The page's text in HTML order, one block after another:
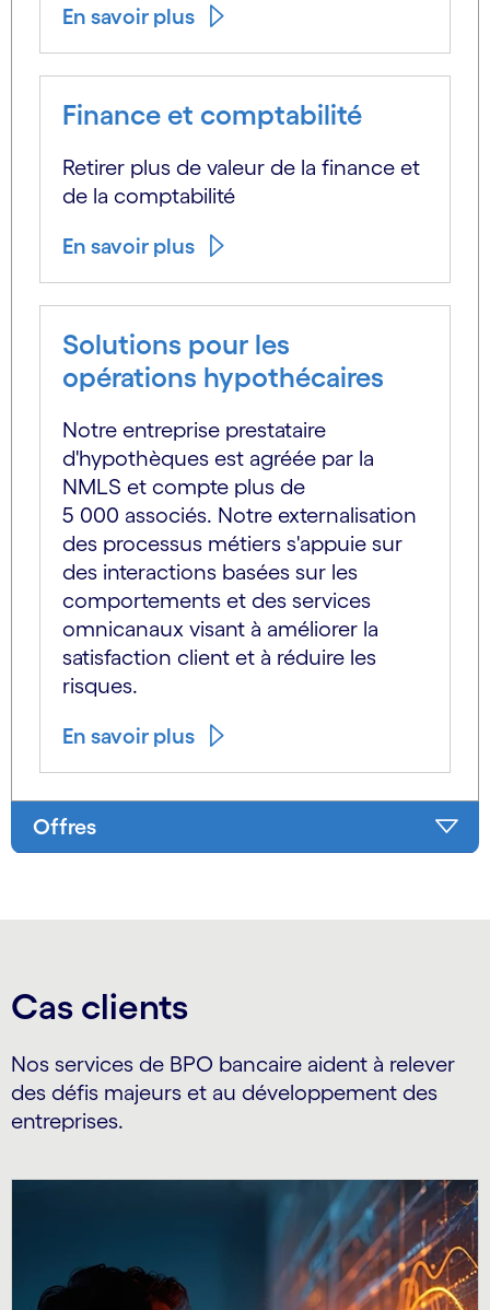
En savoir plus
Finance et comptabilité
Retirer plus de valeur de la finance et
de la comptabilité
En savoir plus
Solutions pour les
opérations hypothécaires
Notre entreprise prestataire
d'hypothèques est agréée par la
NMLS et compte plus de
5 000 associés. Notre externalisation
des processus métiers s'appuie sur
des interactions basées sur les
comportements et des services
omnicanaux visant à améliorer la
satisfaction client et à réduire les
risques.
En savoir plus
Offres
Cas clients
Nos services de BPO bancaire aident à relever
des défis majeurs et au développement des
entreprises.